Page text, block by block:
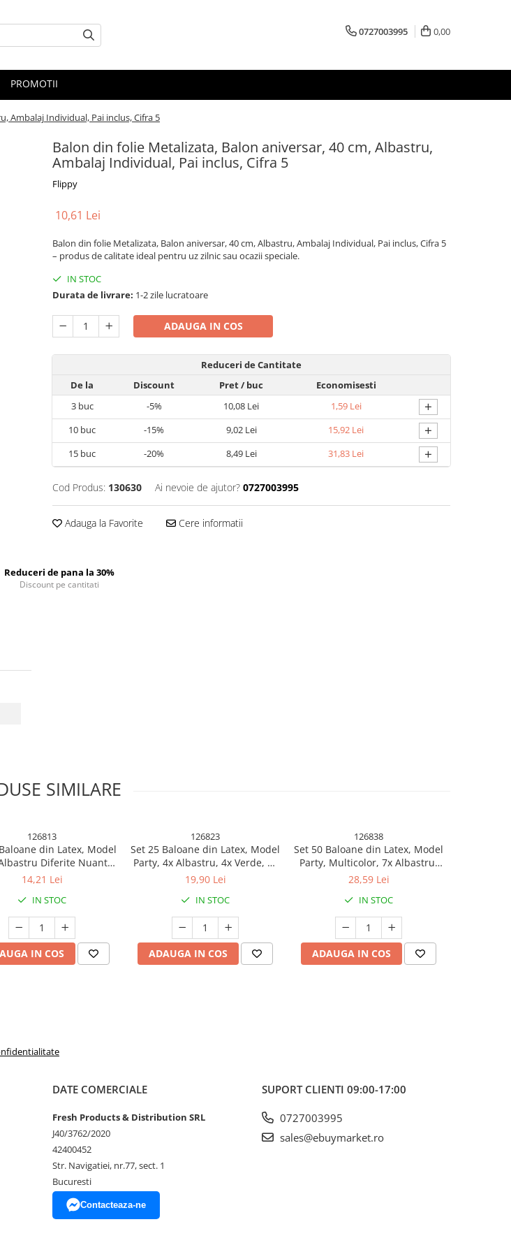
0727003995 0,00
PROMOTII
Ambalaj Individual, Pai inclus, Cifra 5
Balon din folie Metalizata, Balon aniversar, 40 cm, Albastru,
Ambalaj Individual, Pai inclus, Cifra 5
Flippy
10,61 Lei
Balon din folie Metalizata, Balon aniversar, 40 cm, Albastru, Ambalaj Individual, Pai inclus, Cifra 5
– produs de calitate ideal pentru uz zilnic sau ocazii speciale.
IN STOC
Durata de livrare: 1-2 zile lucratoare
ADAUGA IN COS
Reduceri de Cantitate
De la
Discount Pret/ buc
Economisesti
3buc -5% 10,08 Lei 1,59 Lei +
10 buc -15% 9,02 Lei 15,92 Lei +
15 buc -20% 8,49 Lei 31,83 Lei +
Cod Produs: 130630 Ai nevoie de ajutor? 0727003995
Adauga la Favorite Cere informatii
Reduceri de pana la 30%
Discount pe cantitati
SIMILARE
126813
din Latex, Model
Diferite Nuante,
30 cm, 2.8 g
14,21 Lei
IN STOC
IN COS
126823
Set 25 Baloane din Latex, Model
Party, 4x Albastru, 4x Verde, 4x
Rosu, 4x Galben, 4x Mov, 5x
19,90 Lei
IN STOC
ADAUGA IN COS
126838
Set 50 Baloane din Latex, Model
Party, Multicolor, 7x Albastru,
7x Verde, 7x Galben, 7x Mov, 7x
cm, 1.4 g
28,59 Lei
IN STOC
ADAUGA IN COS
DATE COMERCIALE
Fresh Products & Distribution SRL
J40/3762/2020
42400452
Str. Navigatiei, nr.77, sect. 1
Bucuresti
Contacteaza-ne
SUPORT CLIENTI 09:00-17:00
0727003995
sales@ebuymarket.ro